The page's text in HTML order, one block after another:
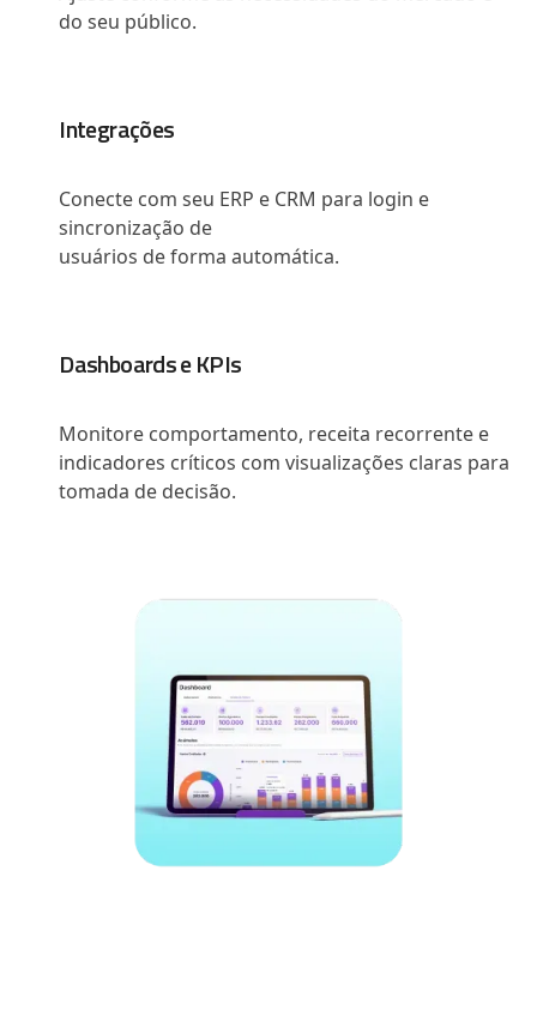
do seu público.
Integrações
Conecte com seu ERP e CRM para login e
sincronização de
usuários de forma automática.
Dashboards e KPIs
Monitore comportamento, receita recorrente e
indicadores críticos com visualizações claras para
tomada de decisão.